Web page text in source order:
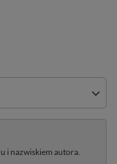
i nazwiskiem autora.